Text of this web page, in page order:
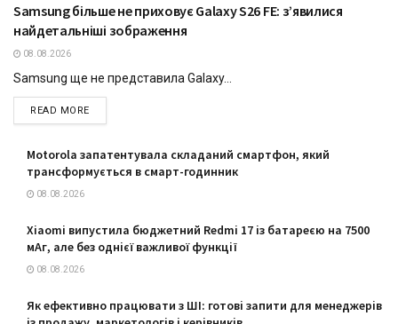
ТЕХНОЛОГІЇ
Samsung більше не приховує Galaxy S26 FE: з’явилися
найдетальніші зображення
08.08.2026
Samsung ще не представила Galaxy...
READ MOREDETAILS
Motorola запатентувала складаний смартфон, який
трансформується в смарт-годинник
08.08.2026
Xiaomi випустила бюджетний Redmi 17 із батареєю на 7500
мАг, але без однієї важливої функції
08.08.2026
Як ефективно працювати з ШІ: готові запити для менеджерів